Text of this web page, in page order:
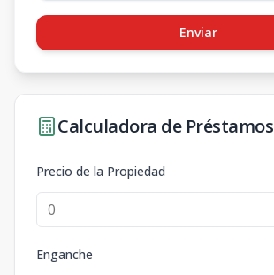
Enviar
Calculadora de Préstamos
Precio de la Propiedad
Enganche